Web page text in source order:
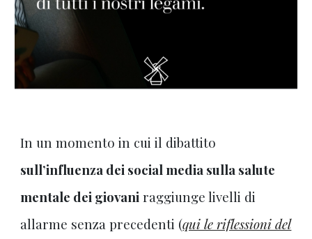
In un momento in cui il dibattito
sull’influenza dei social media sulla salute
mentale dei giovani raggiunge livelli di
allarme senza precedenti (qui le riflessioni del